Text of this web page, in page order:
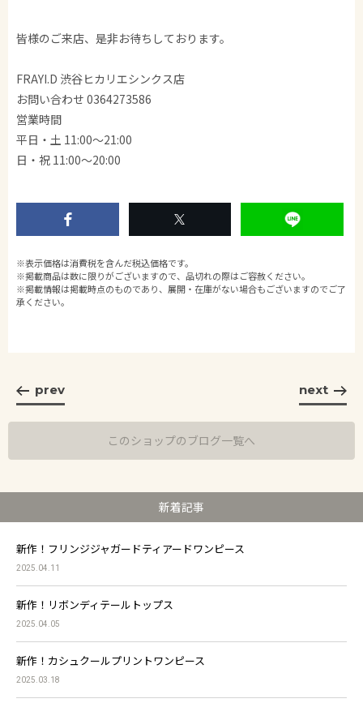
皆様のご来店、是非お待ちしております。
FRAYI.D 渋谷ヒカリエシンクス店
お問い合わせ 0364273586
営業時間
平日・土 11:00～21:00
日・祝 11:00〜20:00
※表示価格は消費税を含んだ税込価格です。
※掲載商品は数に限りがございますので、品切れの際はご容赦ください。
※掲載情報は掲載時点のものであり、展開・在庫がない場合もございますのでご了
承ください。
prev next
このショップのブログ一覧へ
新着記事
新作！フリンジジャガードティアードワンピース
2025.04.11
新作！リボンディテールトップス
2025.04.05
新作！カシュクールプリントワンピース
2025.03.18